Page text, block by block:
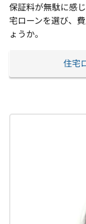
保証料が無駄に感
宅ローンを選び、
ょうか。
住宅